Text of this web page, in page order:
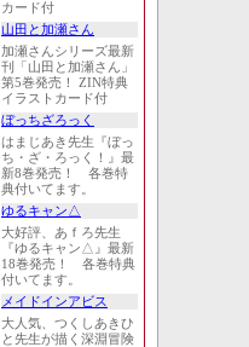
カード付
山田と加瀬さん
加瀬さんシリーズ最新
刊「山田と加瀬さん」
第5巻発売！ ZIN特典
イラストカード付
ぼっちざろっく
はまじあき先生『ぼっ
ち・ざ・ろっく！』最
新8巻発売！ 各巻特
典付いてます。
ゆるキャン△
大好評、あｆろ先生
『ゆるキャン△』最新
18巻発売！ 各巻特典
付いてます。
メイドインアビス
大人気、つくしあきひ
と先生が描く深淵冒険